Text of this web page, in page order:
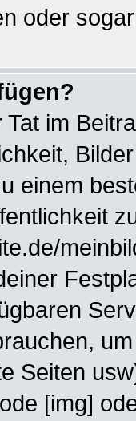
oder
im
einem
Seiten
[img]